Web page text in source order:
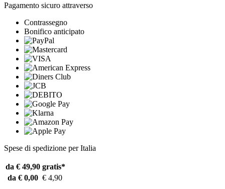
Pagamento sicuro attraverso
Contrassegno
Bonifico anticipato
Spese di spedizione per Italia
da € 49,90 gratis*
da € 0,00 € 4,90